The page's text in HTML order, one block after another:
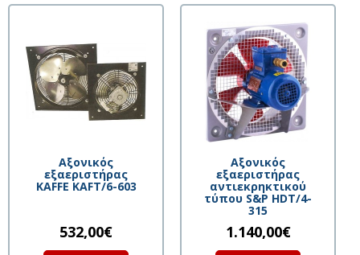
Αξονικός
εξαεριστήρας
KAFFE KAFT/6-603
532,00€
Aξονικός
εξαεριστήρας
αντιεκρηκτικού
τύπου S&P HDT/4-
315
1.140,00€